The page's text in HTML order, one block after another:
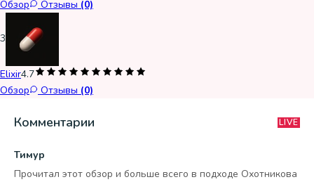
Обзор
Отзывы (0)
3
Elixir4.7
Обзор
Отзывы (0)
Комментарии LIVE
Тимур
Прочитал этот обзор и больше всего в подходе Охотникова